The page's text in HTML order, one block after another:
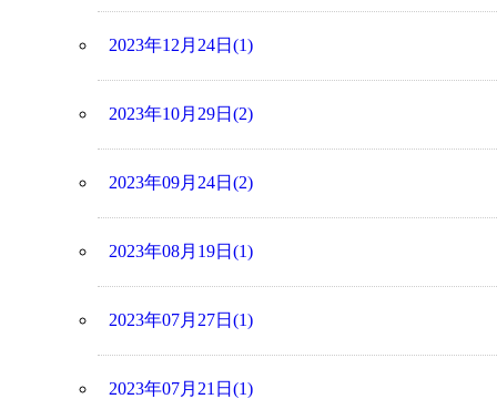
2023年12月24日(1)
2023年10月29日(2)
2023年09月24日(2)
2023年08月19日(1)
2023年07月27日(1)
2023年07月21日(1)